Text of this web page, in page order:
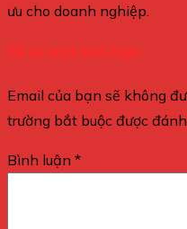
ưu cho doanh nghiệp.
Để lại một bình luận
Email của bạn sẽ không
trường bắt buộc được
Bình luận *